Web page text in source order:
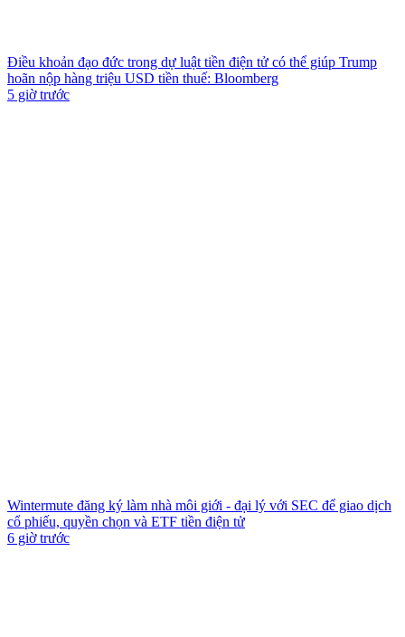
Điều khoản đạo đức trong dự luật tiền điện tử có thể giúp Trump
hoãn nộp hàng triệu USD tiền thuế: Bloomberg
5 giờ trước
Wintermute đăng ký làm nhà môi giới - đại lý với SEC để giao dịch
cổ phiếu, quyền chọn và ETF tiền điện tử
6 giờ trước